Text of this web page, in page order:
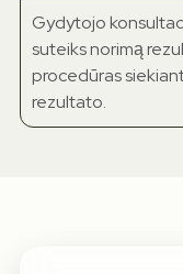
Gydytojo
suteiks norimą
procedūras
rezultato.